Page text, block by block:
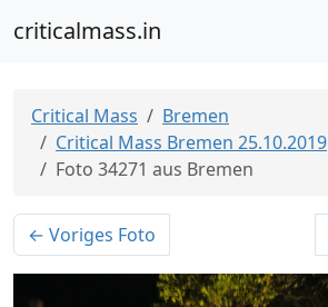
criticalmass.in
Critical Mass
Bremen
Critical Mass Bremen 25.10.2019
Foto 34271 aus Bremen
← Voriges Foto